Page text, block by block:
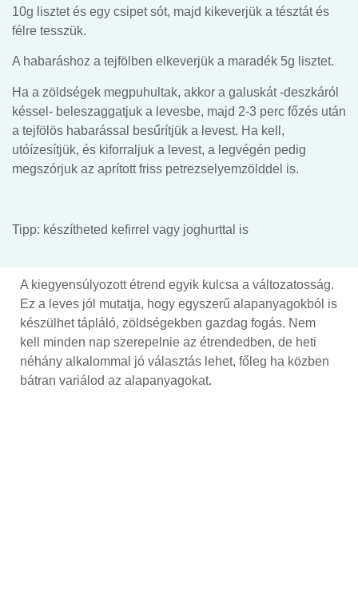
10g lisztet és egy csipet sót, majd kikeverjük a tésztát és
félre tesszük.
A habaráshoz a tejfölben elkeverjük a maradék 5g lisztet.
Ha a zöldségek megpuhultak, akkor a galuskát -deszkáról
késsel- beleszaggatjuk a levesbe, majd 2-3 perc főzés után
a tejfölös habarással besűrítjük a levest. Ha kell,
utóízesítjük, és kiforraljuk a levest, a legvégén pedig
megszórjuk az aprított friss petrezselyemzölddel is.
Tipp: készítheted kefirrel vagy joghurttal is
A kiegyensúlyozott étrend egyik kulcsa a változatosság.
Ez a leves jól mutatja, hogy egyszerű alapanyagokból is
készülhet tápláló, zöldségekben gazdag fogás. Nem
kell minden nap szerepelnie az étrendedben, de heti
néhány alkalommal jó választás lehet, főleg ha közben
bátran variálod az alapanyagokat.